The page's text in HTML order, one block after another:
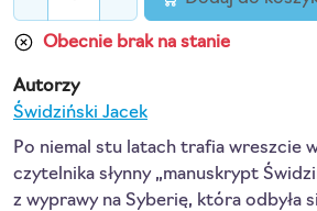
Obecnie brak na stanie
Autorzy
Świdziński Jacek
Po niemal stu latach trafia wreszcie
czytelnika słynny „manuskrypt
z wyprawy na Syberię, która odbyła